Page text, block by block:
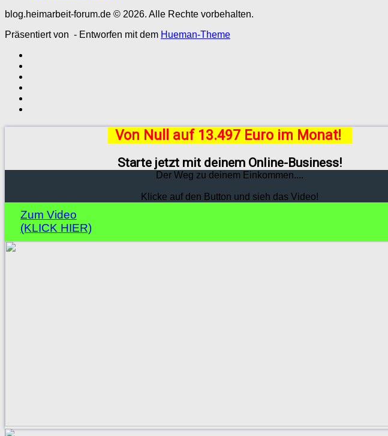
blog.heimarbeit-forum.de © 2026. Alle Rechte vorbehalten.
Präsentiert von - Entworfen mit dem Hueman-Theme
Von Null auf 13.497 Euro im Monat!
Starte jetzt mit deinem Online-Business!
Der Weg zu deinem Einkommen....
Klicke auf den Button und sieh das Video!
Zum Video
(KLICK HIER)